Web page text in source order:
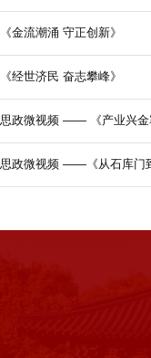
《金流潮涌 守正创新》
《经世济民 奋志攀峰》
思政微视频 ——《从石库门